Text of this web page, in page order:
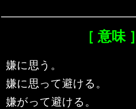
［ 意味 ］
嫌に思う。
嫌に思って避ける。
嫌がって避ける。